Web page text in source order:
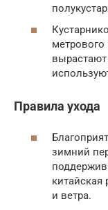
метрового
Правила ухода
зимний
и ветра.